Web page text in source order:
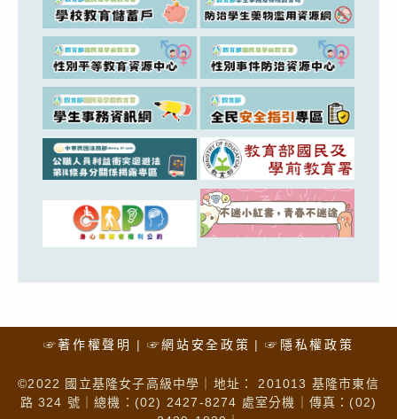
☞著作權聲明 ☞網站安全政策 ☞隱私權政策
©2022 國立基隆女子高級中學｜地址： 201013 基隆市東信
路 324 號｜總機：(02) 2427-8274 處室分機｜傳真：(02)